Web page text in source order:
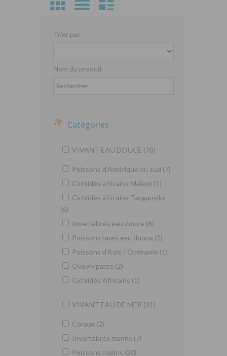
Trier par
Nom du produit
Catégories
VIVANT EAU DOUCE (78)
Poissons d'Amérique du sud (7)
Cichlidés africains Malawi (1)
Cichlidés africains Tanganyika
(6)
Invertébrés eau douce (6)
Poissons rares eau douce (2)
Poissons d'Asie / Océnanie (1)
Ovovivipares (2)
Cichlidés Africains (1)
VIVANT EAU DE MER (31)
Coraux (2)
Invertébrés marins (7)
Poissons marins (20)